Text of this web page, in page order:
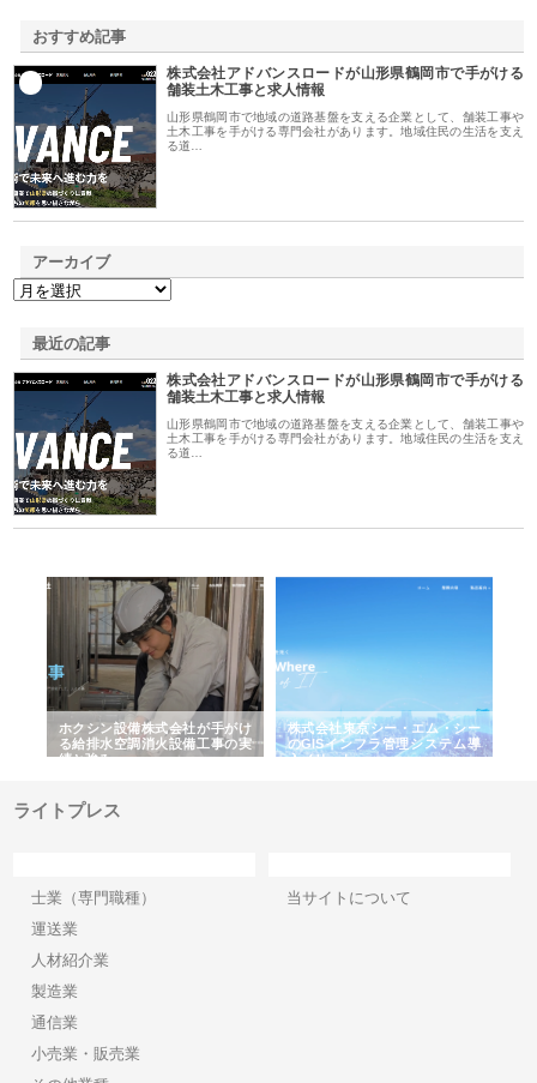
おすすめ記事
株式会社アドバンスロードが山形県鶴岡市で手がける
舗装土木工事と求人情報
山形県鶴岡市で地域の道路基盤を支える企業として、舗装工事や
土木工事を手がける専門会社があります。地域住民の生活を支え
る道…
アーカイブ
最近の記事
株式会社アドバンスロードが山形県鶴岡市で手がける
舗装土木工事と求人情報
山形県鶴岡市で地域の道路基盤を支える企業として、舗装工事や
土木工事を手がける専門会社があります。地域住民の生活を支え
る道…
ホクシン設備株式会社が手がけ
る給排水空調消火設備工事の実
績と強み
株式会社東京シー・エム・シー
のGISインフラ管理システム導
入メリット
ライトプレス
士業（専門職種）
運送業
人材紹介業
製造業
通信業
小売業・販売業
当サイトについて